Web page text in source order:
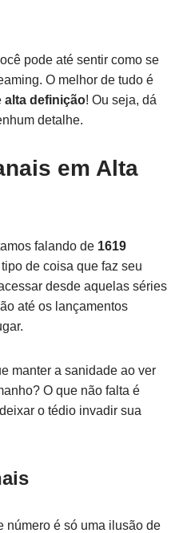
pode até sentir como se
O melhor de tudo é
alta definição! Ou seja, dá
detalhe.
em Alta
falando de 1619
de coisa que faz seu
desde aquelas séries
até os lançamentos
manter a sanidade ao ver
O que não falta é
o tédio invadir sua
número é só uma ilusão de